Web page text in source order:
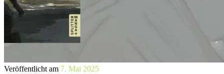
Veröffentlicht am 7. Mai 2025